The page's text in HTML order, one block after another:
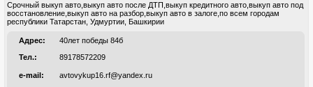
Срочный выкуп авто,выкуп авто после ДТП,выкуп кредитного авто,выкуп авто под
восстановление,выкуп авто на разбор,выкуп авто в залоге,по всем городам
республики Татарстан, Удмуртии, Башкирии
Адрес:
40лет победы 84б
Тел.:
89178572209
e-mail:
avtovykup16.rf@yandex.ru